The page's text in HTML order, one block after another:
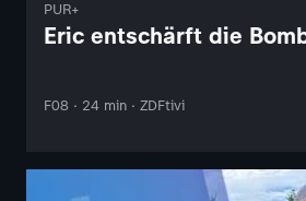
PUR+
Eric entschärft die
F08 · 24 min · ZDFtivi